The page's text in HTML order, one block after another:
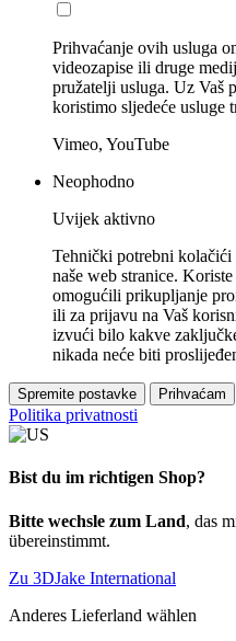
Prihvaćanje ovih usluga
videozapise ili druge
pružatelji usluga. Uz Vaš
koristimo sljedeće usluge
Vimeo, YouTube
Neophodno
Uvijek aktivno
Tehnički potrebni kolačići
naše web stranice.
omogućili prikupljanje
ili za prijavu na Vaš
izvući bilo kakve
nikada neće biti
Spremite postavke Prihvaćam
Politika privatnosti
Bist du im richtigen Shop?
Bitte wechsle zum Land, das
übereinstimmt.
Zu 3DJake International
Anderes Lieferland wählen